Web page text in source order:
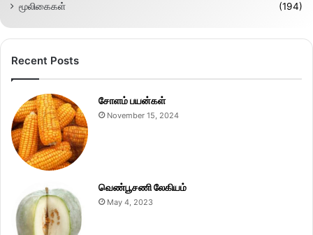
மூலிகைகள் (194)
Recent Posts
சோளம் பயன்கள்
November 15, 2024
வெண்பூசணி லேகியம்
May 4, 2023